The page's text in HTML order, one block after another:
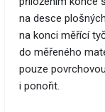
na desce
na konci měřící
do měřeného
pouze
i ponořit.